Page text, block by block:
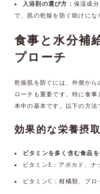
入浴剤の選び方： 保湿成
で、肌の乾燥を防ぐ助けにな
食事と水分補
プローチ
乾燥肌を防ぐには、外側か
ローチも重要です。特に食
本中の基本です。以下の方法
効果的な栄養摂
ビタミンを多く含む食品を
ビタミンE：アボカド、ナ
ビタミンC：柑橘類、ブロ